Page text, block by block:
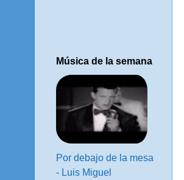
Música de la semana
Por debajo de la mesa
- Luis Miguel